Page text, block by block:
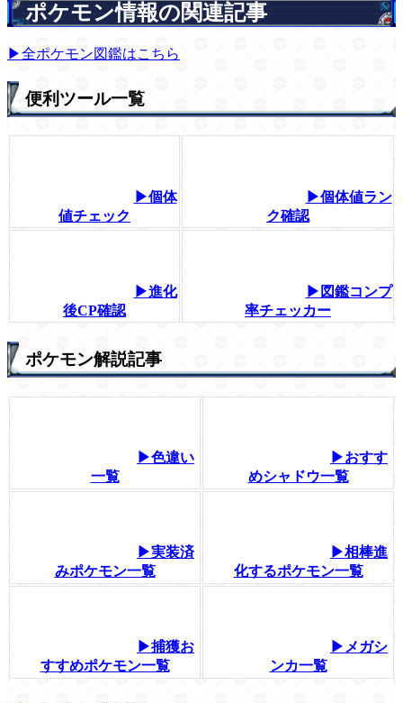
ポケモン情報の関連記事
▶全ポケモン図鑑はこちら
便利ツール一覧
▶個体
値チェック
▶個体値ラン
ク確認
▶進化
後CP確認
▶図鑑コンプ
率チェッカー
ポケモン解説記事
▶色違い
一覧
▶おすす
めシャドウ一覧
▶実装済
みポケモン一覧
▶相棒進
化するポケモン一覧
▶捕獲お
すすめポケモン一覧
▶メガシ
ンカ一覧